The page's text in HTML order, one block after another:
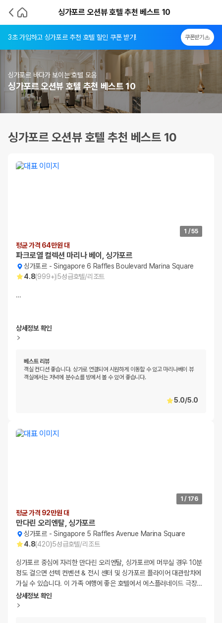
싱가포르 오션뷰 호텔 추천 베스트 10
3초 가입하고 싱가포르 추천 호텔 할인 쿠폰 받기! 쿠폰받기
싱가포르 바다가 보이는 호텔 모음
싱가포르 오션뷰 호텔 추천 베스트 10
싱가포르 오션뷰 호텔 추천 베스트 10
1 /55
평균 가격 64만원 대
파크로열 컬렉션 마리나 베이, 싱가포르
싱가포르 - Singapore 6 Raffles Boulevard Marina Square
4.8(999+)5성급호텔/리조트
…
상세정보 확인
베스트 리뷰
객실 컨디션 좋습니다. 상가로 연결되여 시원하게 이동할 수 있고 마리나베이 뷰
객실에서는 저녁에 분수쇼를 방에서 볼 수 있어 좋습니다.
5.0/5.0
1 / 176
평균 가격 92만원 대
만다린 오리엔탈, 싱가포르
싱가포르 - Singapore 5 Raffles Avenue Marina Square
4.8(420)5성급호텔/리조트
싱가포르 중심에 자리한 만다린 오리엔탈, 싱가포르에 머무실 경우 10분
정도 걸으면 선텍 컨벤션 & 전시 센터 및 싱가포르 플라이어 대관람차에
가실 수 있습니다. 이 가족 여행에 좋은 호텔에서 에스플러네이드 극장…
상세정보 확인